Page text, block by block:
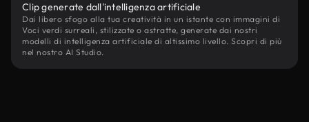
Clip generate dall'intelligenza artificiale
Dai libero sfogo alla tua creatività in un istante con immagini di
Voci verdi surreali, stilizzate o astratte, generate dai nostri
modelli di intelligenza artificiale di altissimo livello. Scopri di più
nel nostro AI Studio.